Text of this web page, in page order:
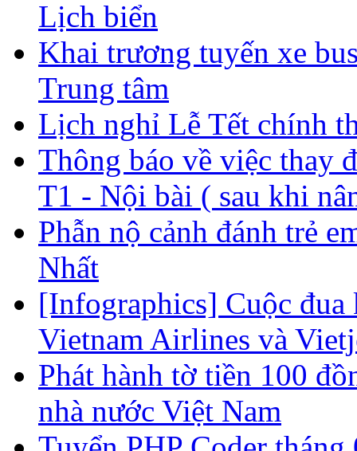
Lịch biển
Khai trương tuyến xe
Trung tâm
Lịch nghỉ Lễ Tết chính
Thông báo về việc thay
T1 - Nội bài ( sau khi
Phẫn nộ cảnh đánh trẻ
Nhất
[Infographics] Cuộc
Vietnam Airlines và
Phát hành tờ tiền 100
nhà nước Việt Nam